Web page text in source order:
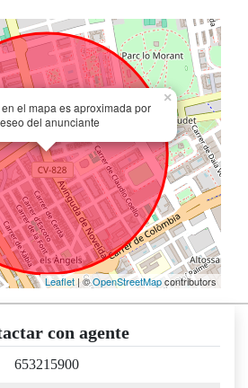
el mapa es aproximada por
del anunciante
×
Leaflet| ©OpenStreetMapcontributors
con agente
653215900